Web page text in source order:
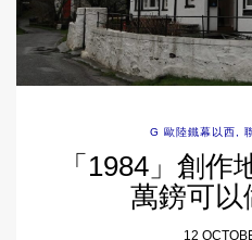
G 歐陸鐵幕以西
「1984」創作
萬鎊可以
12